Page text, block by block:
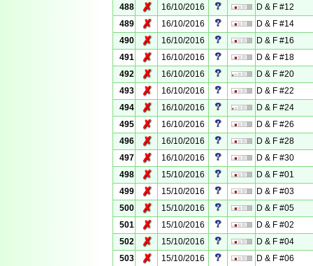
488
✗ 16/10/2016
D & F #12
489
✗ 16/10/2016
D & F #14
490
✗ 16/10/2016
D & F #16
491
✗ 16/10/2016
D & F #18
492
✗ 16/10/2016
D & F #20
493
✗ 16/10/2016
D & F #22
494
✗ 16/10/2016
D & F #24
495
✗ 16/10/2016
D & F #26
496
✗ 16/10/2016
D & F #28
497
✗ 16/10/2016
D & F #30
498
✗ 15/10/2016
D & F #01
499
✗ 15/10/2016
D & F #03
500
✗ 15/10/2016
D & F #05
501
✗ 15/10/2016
D & F #02
502
✗ 15/10/2016
D & F #04
503
✗ 15/10/2016
D & F #06